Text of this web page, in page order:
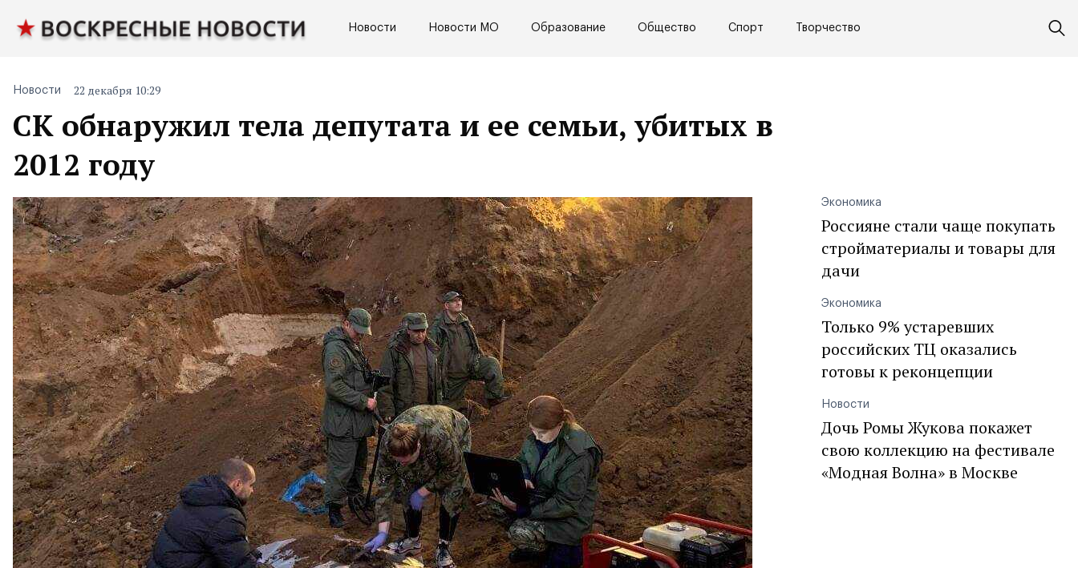
Новости Новости МО Образование Общество Спорт Творчество
СК обнаружил тела депутата и ее семьи, убитых в
2012 году
Новости 22 декабря 10:29
Экономика
Россияне стали чаще покупать
стройматериалы и товары для
дачи
Экономика
Только 9% устаревших
российских ТЦ оказались
готовы к реконцепции
Новости
Дочь Ромы Жукова покажет
свою коллекцию на фестивале
«Модная Волна» в Москве